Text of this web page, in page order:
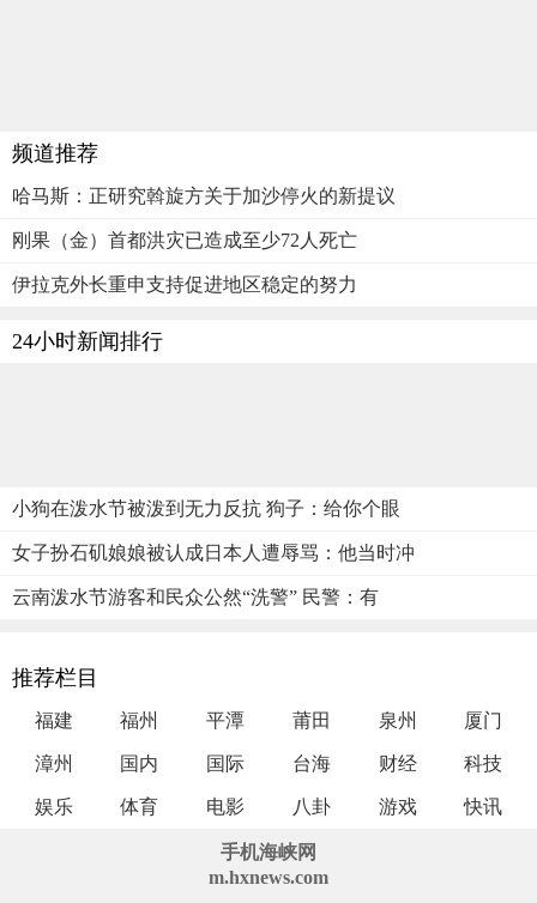
频道推荐
哈马斯：正研究斡旋方关于加沙停火的新提议
刚果（金）首都洪灾已造成至少72人死亡
伊拉克外长重申支持促进地区稳定的努力
24小时新闻排行
小狗在泼水节被泼到无力反抗 狗子：给你个眼
女子扮石矶娘娘被认成日本人遭辱骂：他当时冲
云南泼水节游客和民众公然“洗警” 民警：有
推荐栏目
福建 福州 平潭 莆田 泉州 厦门
漳州 国内 国际 台海 财经 科技
娱乐 体育 电影 八卦 游戏 快讯
手机海峡网
m.hxnews.com